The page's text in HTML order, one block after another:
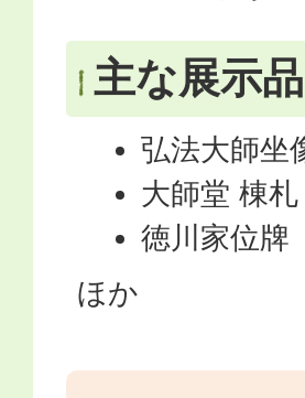
主な展示品
弘法大師坐
大師堂 棟札
徳川家位牌
ほか